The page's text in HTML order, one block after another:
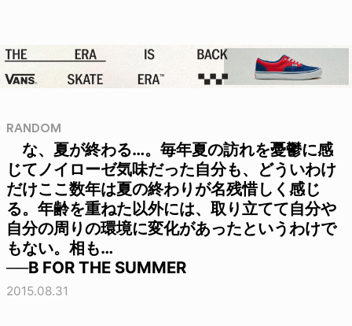
RANDOM
な、夏が終わる…。毎年夏の訪れを憂鬱に感
じてノイローゼ気味だった自分も、どういわけ
だけここ数年は夏の終わりが名残惜しく感じ
る。年齢を重ねた以外には、取り立てて自分や
自分の周りの環境に変化があったというわけで
もない。相も…
──B FOR THE SUMMER
2015.08.31